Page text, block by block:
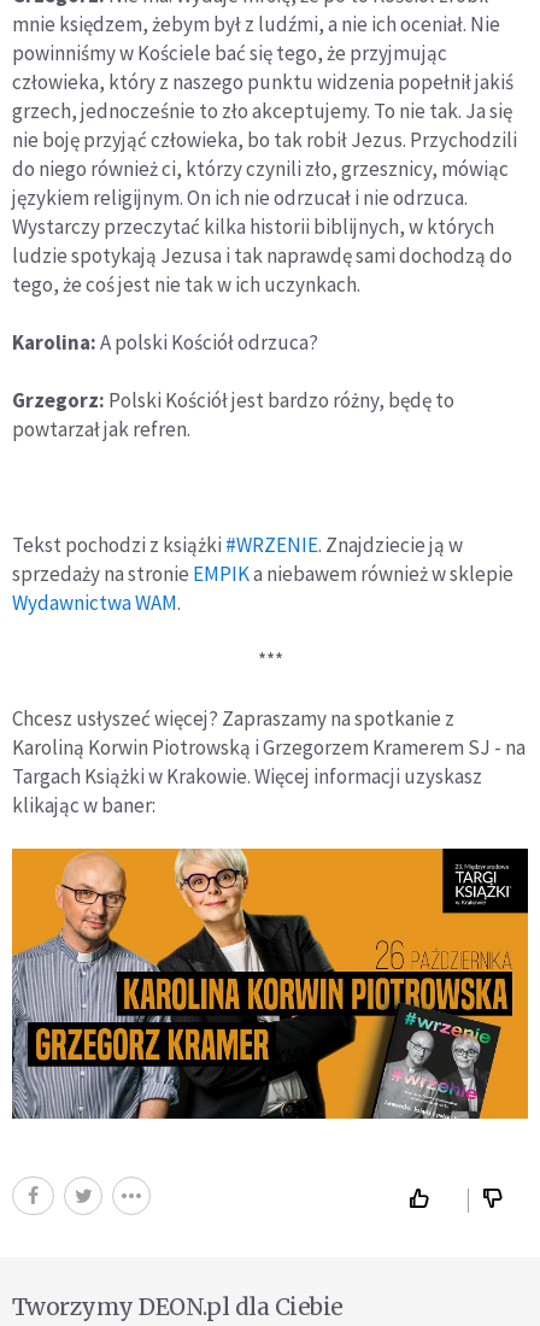
mnie księdzem, żebym był z ludźmi, a nie ich oceniał. Nie
powinniśmy w Kościele bać się tego, że przyjmując
człowieka, który z naszego punktu widzenia popełnił jakiś
grzech, jednocześnie to zło akceptujemy. To nie tak. Ja się
nie boję przyjąć człowieka, bo tak robił Jezus. Przychodzili
do niego również ci, którzy czynili zło, grzesznicy, mówiąc
językiem religijnym. On ich nie odrzucał i nie odrzuca.
Wystarczy przeczytać kilka historii biblijnych, w których
ludzie spotykają Jezusa i tak naprawdę sami dochodzą do
tego, że coś jest nie tak w ich uczynkach.
Karolina:A polski Kościół odrzuca?
Grzegorz: Polski Kościół jest bardzo różny, będę to
powtarzał jak refren.
Tekst pochodzi z książki #WRZENIE. Znajdziecie ją w
sprzedaży na stronie EMPIKa niebawem również w sklepie
Wydawnictwa WAM.
***
Chcesz usłyszeć więcej? Zapraszamy na spotkanie z
Karoliną Korwin Piotrowską i Grzegorzem Kramerem SJ - na
Targach Książki w Krakowie. Więcej informacji uzyskasz
klikając w baner:
Tworzymy DEON.pl dla Ciebie